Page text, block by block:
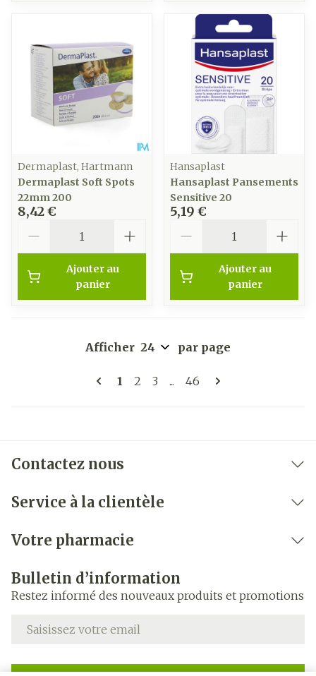
Dermaplast, Hartmann
Dermaplast Soft Spots
22mm 200
8,42 €
Ajouter au
panier
Hansaplast
Hansaplast Pansements
Sensitive 20
5,19 €
Ajouter au
panier
Pages
Vous lisez actuellement la page
1 Page
2 Page
3 ... Page
46
Afficher par page
Contactez nous
Service à la clientèle
Votre pharmacie
Bulletin d’information
Restez informé des nouveaux produits et promotions
Adresse mail